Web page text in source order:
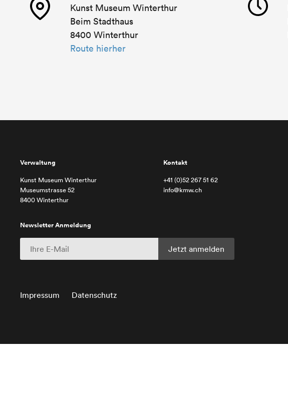
Kunst Museum Winterthur
Beim Stadthaus
8400 Winterthur
Route hierher
Verwaltung
Kunst Museum Winterthur
Museumstrasse 52
8400 Winterthur
Kontakt
+41 (0)52 267 51 62
info@kmw.ch
Newsletter Anmeldung
Impressum Datenschutz